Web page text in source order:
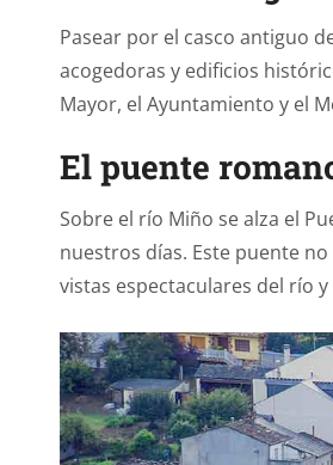
Pasear por el casco antiguo
acogedoras y edificios
Mayor, el Ayuntamiento y el
El puente
Sobre el río Miño se alza el
nuestros días. Este puente
vistas espectaculares del río